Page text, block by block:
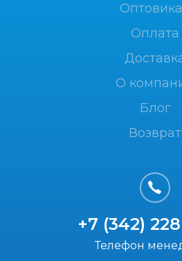
+7 (342)
Телефон
Оплата
О
Блог
Возврат